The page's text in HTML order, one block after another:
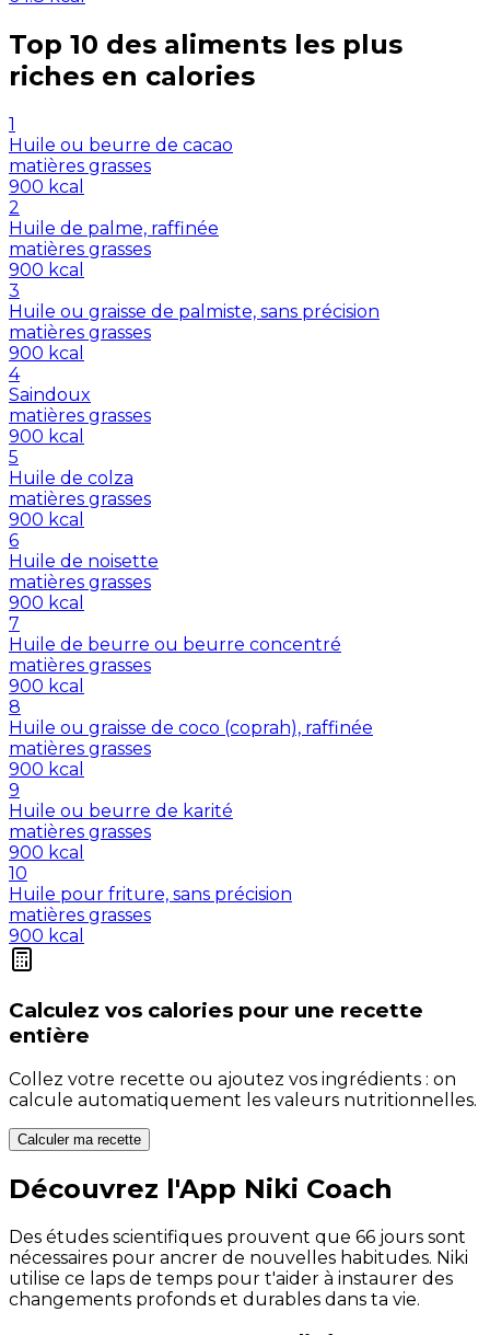
Top 10 des aliments les plus
riches en calories
1
Huile ou beurre de cacao
matières grasses
900 kcal
2
Huile de palme, raffinée
matières grasses
900 kcal
3
Huile ou graisse de palmiste, sans précision
matières grasses
900 kcal
4
Saindoux
matières grasses
900 kcal
5
Huile de colza
matières grasses
900 kcal
6
Huile de noisette
matières grasses
900 kcal
7
Huile de beurre ou beurre concentré
matières grasses
900 kcal
8
Huile ou graisse de coco (coprah), raffinée
matières grasses
900 kcal
9
Huile ou beurre de karité
matières grasses
900 kcal
10
Huile pour friture, sans précision
matières grasses
900 kcal
Calculez vos calories pour une recette
entière
Collez votre recette ou ajoutez vos ingrédients : on
calcule automatiquement les valeurs nutritionnelles.
Calculer ma recette
Découvrez l'App Niki Coach
Des études scientifiques prouvent que 66 jours sont
nécessaires pour ancrer de nouvelles habitudes. Niki
utilise ce laps de temps pour t'aider à instaurer des
changements profonds et durables dans ta vie.